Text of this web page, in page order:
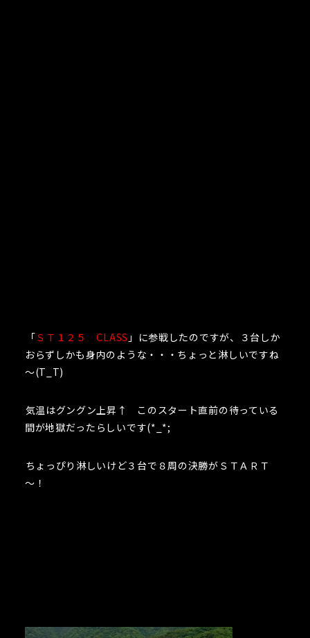
「ＳＴ１２５ CLASS 」に参戦したのですが、３台しか
おらずしかも身内のような・・・ちょっと淋しいですね
～(T_T)
気温はグングン上昇↑ このスタート直前の待っている
間が地獄だったらしいです(*_*;
ちょっぴり淋しいけど３台で８周の決勝がＳＴＡＲＴ
～！